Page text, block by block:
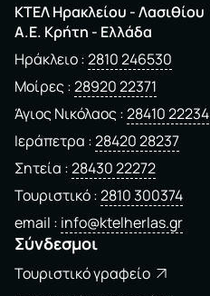
ΚΤΕΛ Ηρακλείου - Λασιθίου
A.E. Kρήτη - Ελλάδα
Ηράκλειο 2810 246530
Μοίρες 28920 22371
Άγιος Νικόλαος 28410 22234
Ιεράπετρα 28420 28237
Σητεία 28430 22272
Τουριστικό 2810 300374
email info@ktelherlas.gr
Σύνδεσμοι
Τουριστικό γραφείο